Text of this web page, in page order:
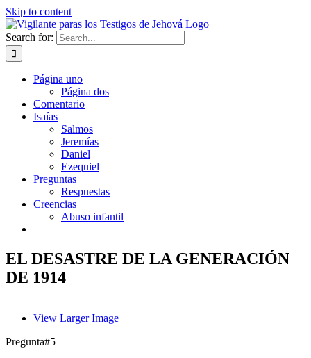
Skip to content
Search for:
Página uno
Página dos
Comentario
Isaías
Salmos
Jeremías
Daniel
Ezequiel
Preguntas
Respuestas
Creencias
Abuso infantil
EL DESASTRE DE LA GENERACIÓN
DE 1914
View Larger Image
Pregunta#5